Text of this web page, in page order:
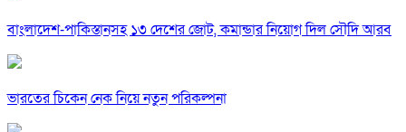
বাংলাদেশ-পাকিস্তানসহ ১৩ দেশের জোট, কমান্ডার নিয়োগ দিল সৌদি আরব
ভারতের চিকেন নেক নিয়ে নতুন পরিকল্পনা